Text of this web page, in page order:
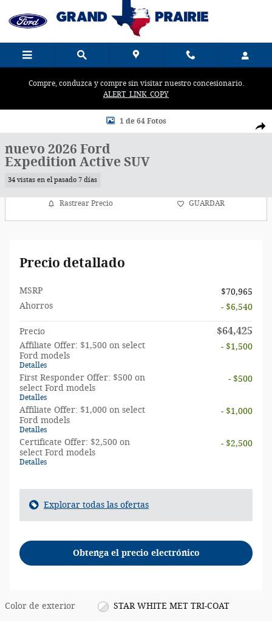
Compre, conduzca y compre sin visitar nuestro concesionario.
ALERT_LINK_COPY
New 2026 Ford Photo 1 of 64
1 de 64 Fotos
nuevo 2026 Ford
Expedition Active SUV
34 vistas en el pasado 7 días
Rastrear Precio GUARDAR
Precio detallado
MSRP
$70,965
Ahorros
- $6,540
Precio $64,425
Affiliate Offer: $1,500 on select
Ford models
Detalles
- $1,500
First Responder Offer: $500 on
select Ford models
Detalles
- $500
Affiliate Offer: $1,000 on select
Ford models
Detalles
- $1,000
Certificate Offer: $2,500 on
select Ford models
Detalles
- $2,500
Explorar todas las ofertas
Obtenga el precio electrónico
Color de exterior STAR WHITE MET TRI-COAT